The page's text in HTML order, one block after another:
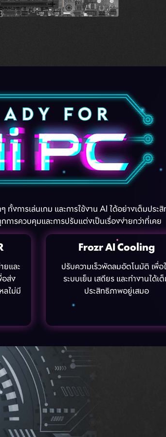
ารเล่นเกม และการใช้งาน AI ได้อย่างเต็มประ
การควบคุมและการปรับแต่งเป็นเรื่องง่ายกว่าที่เคย
ยและ
ส่ง
ไม่มี
Frozr AI Cooling
ปรับความเร็วพัดลมอัตโนมัติ เพื่อ
ระบบเย็น เสถียร และทำงานได้เ
ประสิทธิภาพอยู่เสมอ